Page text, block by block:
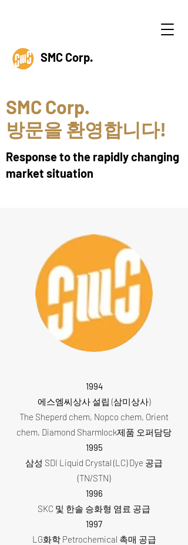
SMC Corp.
SMC Corp.
방문을 환영합니다!
Response to the rapidly changing
market situation
1994
에스엠씨상사 설립 (삼미상사)
The Sheperd chem, Nopco chem, Orient
chem, Diamond Sharmlock제품 오퍼담당
1995
삼성 SDI Liquid Crystal (LC) Dye 공급
(TN/STN)
1996
SKC 및 한솔 승화형 염료 공급
1997
LG화학 Petrochemical 촉매 공급